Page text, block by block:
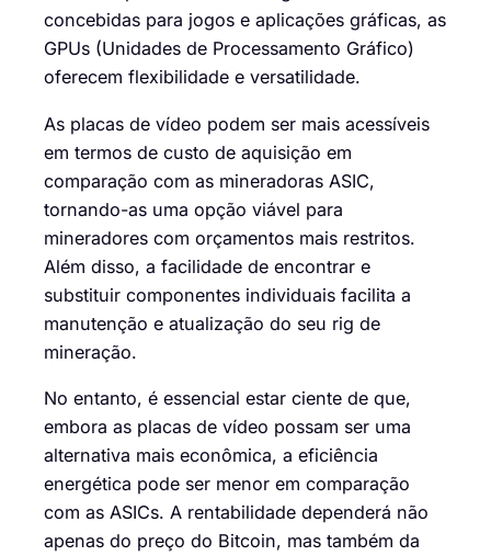
concebidas para jogos e aplicações gráficas, as
GPUs (Unidades de Processamento Gráfico)
oferecem flexibilidade e versatilidade.
As placas de vídeo podem ser mais acessíveis
em termos de custo de aquisição em
comparação com as mineradoras ASIC,
tornando-as uma opção viável para
mineradores com orçamentos mais restritos.
Além disso, a facilidade de encontrar e
substituir componentes individuais facilita a
manutenção e atualização do seu rig de
mineração.
No entanto, é essencial estar ciente de que,
embora as placas de vídeo possam ser uma
alternativa mais econômica, a eficiência
energética pode ser menor em comparação
com as ASICs. A rentabilidade dependerá não
apenas do preço do Bitcoin, mas também da